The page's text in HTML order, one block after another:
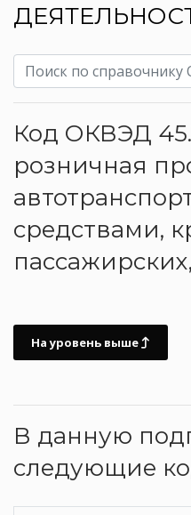
Код ОКВЭД
розничная
средствами,
На уровень выше
В данную
следующие